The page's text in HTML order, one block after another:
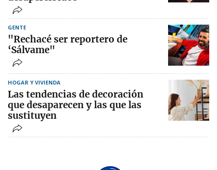
GENTE
"Rechacé ser reportero de
‘Sálvame"
HOGAR Y VIVIENDA
Las tendencias de decoración
que desaparecen y las que las
sustituyen